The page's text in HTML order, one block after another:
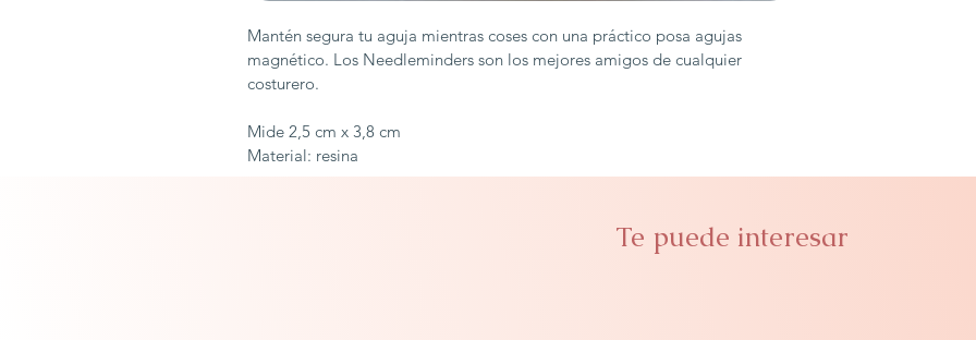
Mantén segura tu aguja mientras coses con una práctico posa agujas
magnético. Los Needleminders son los mejores amigos de cualquier
costurero.
Mide 2,5 cm x 3,8 cm
Material: resina
Te puede interesar